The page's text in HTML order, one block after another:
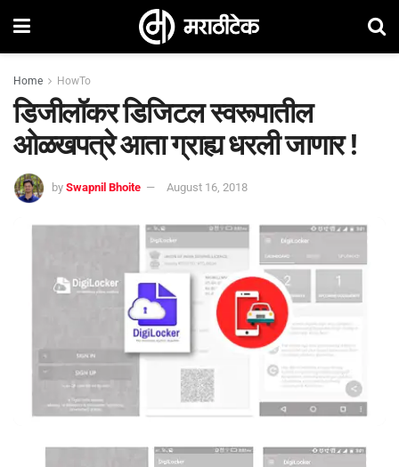
Home HowTo
डिजीलॉकर डिजिटल स्वरूपातील
ओळखपत्रे आता ग्राह्य धरली जाणार !
by Swapnil Bhoite August 16, 2018